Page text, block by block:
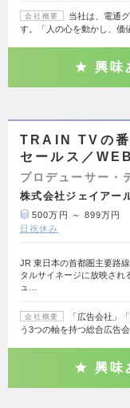
会社概要
当社は、電通
す。「人の心を動かし、
興味
TRAIN TVの番
セールス／
プロデューサー・
株式会社ジェイアー
500万円 ～ 899万円
日祝休み
JR 東日本の首都圏主要路
タルサイネージに放映され
ュ…
会社概要
「広告会社」
う3つの軸を持つ総合広告
興味